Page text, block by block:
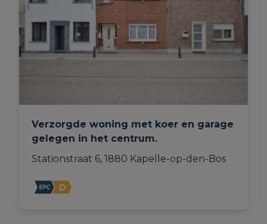
Verzorgde woning met koer en garage
gelegen in het centrum.
Stationstraat 6, 1880 Kapelle-op-den-Bos